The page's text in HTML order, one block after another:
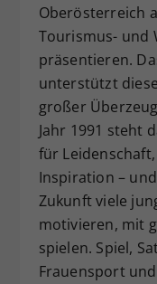
Oberösterreich
Tourismus- und
präsentieren.
unterstützt
großer
Jahr 1991 steht
für
Inspiration –
Zukunft viele
motivieren, mit
spielen. Spiel,
Frauensport